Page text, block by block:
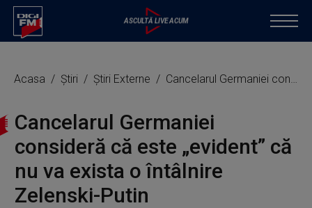
Acasa Știri Știri Externe Cancelarul Germaniei consideră că este „evident” că nu va exista o întâlnire Zelenski-Putin
Cancelarul Germaniei
consideră că este „evident” că
nu va exista o întâlnire
Zelenski-Putin